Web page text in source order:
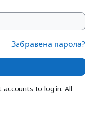
Забравена парола?
accounts to log in. All